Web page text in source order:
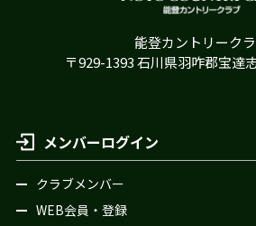
能登カントリーク
〒929-1393 石川県羽咋郡宝達
メンバーログイン
クラブメンバー
WEB会員・登録